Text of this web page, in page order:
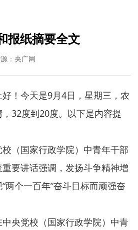
报纸摘要全文
：央广网
！今天是9月4日，星期三，农
32度到20度。以下是内容提
（国家行政学院）中青年干部
要讲话强调，发扬斗争精神增
两个一百年”奋斗目标而顽强奋
央党校（国家行政学院）中青